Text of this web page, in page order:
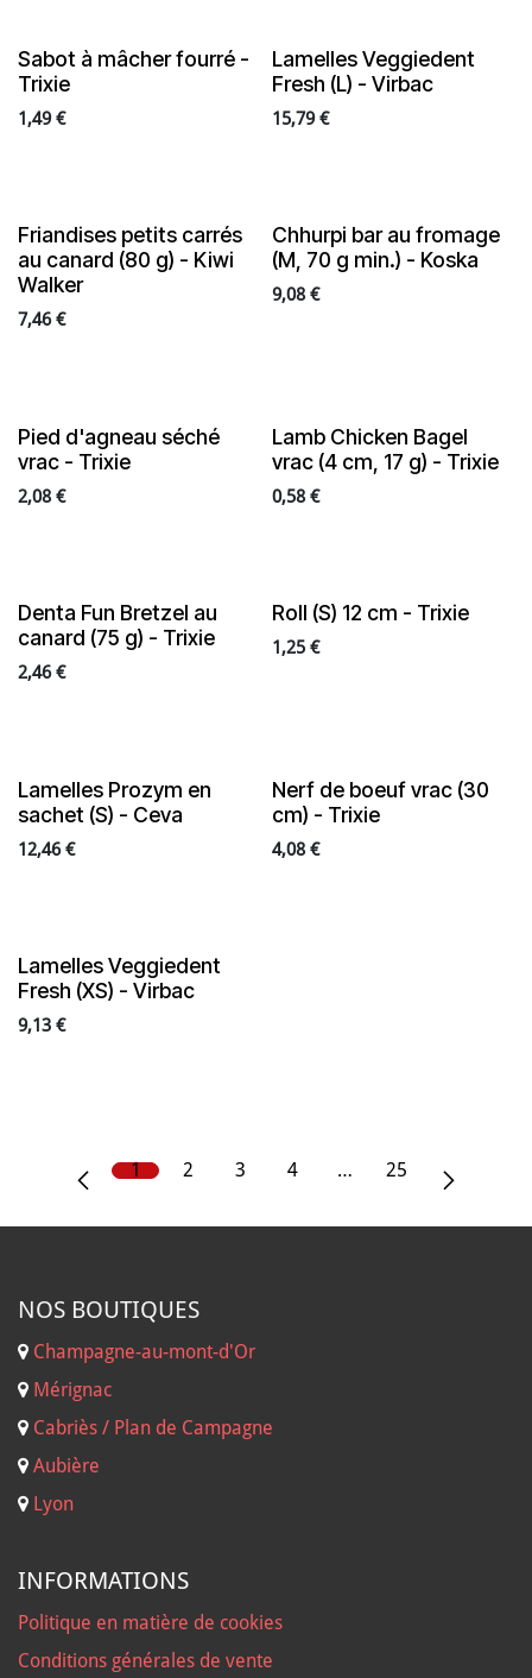
Sabot à mâcher fourré -
Trixie
1,49€
Lamelles Veggiedent
Fresh (L) - Virbac
15,79€
Friandises petits carrés
au canard (80 g) - Kiwi
Walker
7,46€
Chhurpi bar au fromage
(M, 70 g min.) - Koska
9,08€
Pied d'agneau séché
vrac - Trixie
2,08 €
Lamb Chicken Bagel
vrac (4 cm, 17 g) - Trixie
0,58€
Denta Fun Bretzel au
canard (75 g) - Trixie
2,46€
Roll (S) 12 cm - Trixie
1,25€
Lamelles Prozym en
sachet (S) - Ceva
12,46€
Nerf de boeuf vrac (30
cm) - Trixie
4,08€
Lamelles Veggiedent
Fresh (XS) - Virbac
9,13 €
1 2 3 4 … 25
NOS BOUTIQUES
Champagne-au-mont-d'Or
Mérignac
Cabriès / Plan de Campagne
Aubière
Lyon
INFORMATIONS
Politique en matière de cookies
Conditions générales de vente